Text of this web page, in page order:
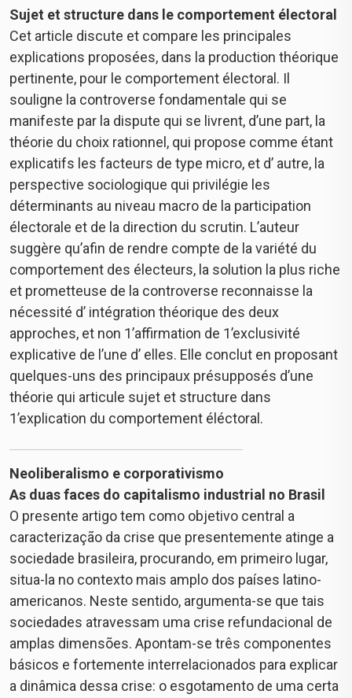
Sujet et structure dans le comportement électoral
Cet article discute et compare les principales
explications proposées, dans la production théorique
pertinente, pour le comportement électoral. Il
souligne la controverse fondamentale qui se
manifeste par la dispute qui se livrent, d’une part, la
théorie du choix rationnel, qui propose comme étant
explicatifs les facteurs de type micro, et d’ autre, la
perspective sociologique qui privilégie les
déterminants au niveau macro de la participation
électorale et de la direction du scrutin. L’auteur
suggère qu’afin de rendre compte de la variété du
comportement des électeurs, la solution la plus riche
et prometteuse de la controverse reconnaisse la
nécessité d’ intégration théorique des deux
approches, et non 1’affirmation de 1’exclusivité
explicative de l’une d’ elles. Elle conclut en proposant
quelques-uns des principaux présupposés d’une
théorie qui articule sujet et structure dans
1’explication du comportement éléctoral.
Neoliberalismo e corporativismo
As duas faces do capitalismo industrial no Brasil
O presente artigo tem como objetivo central a
caracterização da crise que presentemente atinge a
sociedade brasileira, procurando, em primeiro lugar,
situa-la no contexto mais amplo dos países latino-
americanos. Neste sentido, argumenta-se que tais
sociedades atravessam uma crise refundacional de
amplas dimensões. Apontam-se três componentes
básicos e fortemente interrelacionados para explicar
a dinâmica dessa crise: o esgotamento de uma certa